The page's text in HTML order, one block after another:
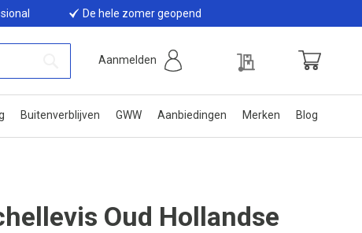
De hele zomer geopend
Aanmelden
Buitenverblijven GWW Aanbiedingen Merken Blog
Oud Hollandse